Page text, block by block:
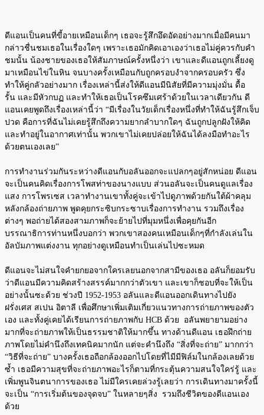
ดีแอนเป็นคนที่ขี้อายเหมือนเด็กๆ เธอจะรู้สึกอึดอัดอย่างมากเมื่อมีคนมา
กล่าวชื่นชมเธอในเรื่องใดๆ เพราะเธอมักคิดเอาเองว่าเธอไม่คู่ควรกับคำ
ชมนั้น น้องชายของเธอให้สัมภาษณ์ครั้งหนึ่งว่า เขาและดีแอนถูกเลี้ยงดู
มาเหมือนไข่ในหิน จนบางครั้งเหมือนกับถูกครอบงำจากครอบครัว ซึ่ง
ทำให้คู่กลัวอย่างมาก เรื่องเหล่านี้ส่งให้ดีแอนมีนิสัยที่มีความมุ่งมั่น ดื้อ
รั้น และมีหัวกบฏ และทำให้เธอเป็นโรคซึมเศร้าด้วยในเวลาเดียวกัน ดี
แอนเคยพูดถึงเรื่องเหล่านี้ว่า “มีเรื่องในวัยเด็กเรื่องหนึ่งที่ทำให้ฉันรู้สึกเจ็บ
ปวด คือการที่ฉันไม่เคยรู้สึกถึงความยากลำบากใดๆ ฉันถูกปลูกฝังให้คิด
และทำอยู่ในอากาศเท่านั้น พวกเขาไม่เคยปล่อยให้ฉันได้ลงมือทำอะไร
ด้วยตนเองเลย”
การทำงานร่วมกันระหว่างดีแอนกับอลันออกจะแปลกๆอยู่สักหน่อย ดีแอน
จะเป็นคนคิดเรื่องการโพสท่าของนางแบบ ส่วนอลันจะเป็นคนดูแลเรื่อง
แสง การโพรเซส เวลาทำงานเขาทั้งคู่จะเข้าไปดูภาพด้วยกันใต้ผ้าคลุม
หลังกล้องถ่ายภาพ พูดคุยกระซิบกระซาบเรื่องการทำงาน รวมถึงเรื่อง
ต่างๆ พอถ่ายได้สองสามภาพก็จะย้ายไปที่มุมหนึ่งเพื่อคุยกันอีก
บรรณาธิการท่านหนึ่งบอกว่า พวกเขาสองคนเหมือนเด็กๆที่กำลังเล่นใน
อัลบัมภาพแต่งงาน ทุกอย่างดูเหมือนทำเป็นเล่นไปซะหมด
ดีแอนจะไม่สนใจคำยกยอจากใครเลยนอกจากสามีของเธอ อลันก็ยอมรับ
ว่าดีแอนมีความคิดสร้างสรรค์มากกว่าตัวเขา และเขาก็ชอบที่จะให้เป็น
อย่างนั้นซะด้วย ช่วงปี 1952-1953 อลันและดีแอนออกเดินทางไปยัง
ฝรั่งเศส สเปน อิตาลี เพื่อศึกษาเพิ่มเติมเกี่ยวแนวทางการถ่ายภาพของตัว
เอง และทั้งคู่เคยได้เรียนการถ่ายภาพกับ HCB ด้วย อลันพยายามอย่าง
มากที่จะถ่ายภาพให้เป็นธรรมชาติให้มากขึ้น ทางด้านดีแอน เธอฝึกถ่าย
ภาพโดยไม่คำนึงถึงเทคนิคมากนัก แต่จะคำนึงถึง “สิ่งที่จะถ่าย” มากกว่า
“วิธีที่จะถ่าย” บางครั้งเธอถือกล้องออกไปโดยที่ไมีมีฟิล์มในกล้องเลยด้วย
ซ้ำ เธอมีความสุขที่จะถ่ายภาพอะไรก็ตามที่กระตุ้นความสนใจใคร่รู้ และ
เพิ่มพูนจินตนาการของเธอ ไม่มีใครเคยล่วงรู้เลยว่า การเดินทางมาครั้งนี้
จะเป็น “การเริ่มต้นของจุดจบ” ในหลายๆสิ่ง รวมถึงชีวิตของดีแอนเอง
ด้วย